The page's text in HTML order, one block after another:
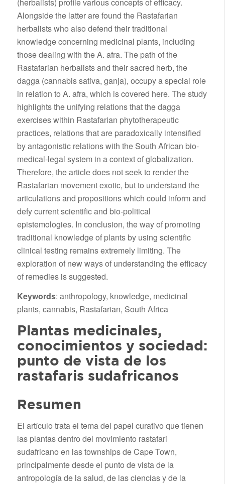
Alongside the latter are found the Rastafarian
herbalists who also defend their traditional
knowledge concerning medicinal plants, including
those dealing with the A. afra. The path of the
Rastafarian herbalists and their sacred herb, the
dagga (cannabis sativa, ganja), occupy a special role
in relation to A. afra, which is covered here. The study
highlights the unifying relations that the dagga
exercises within Rastafarian phytotherapeutic
practices, relations that are paradoxically intensified
by antagonistic relations with the South African bio-
medical-legal system in a context of globalization.
Therefore, the article does not seek to render the
Rastafarian movement exotic, but to understand the
articulations and propositions which could inform and
defy current scientific and bio-political
epistemologies. In conclusion, the way of promoting
traditional knowledge of plants by using scientific
clinical testing remains extremely limiting. The
exploration of new ways of understanding the efficacy
of remedies is suggested.
Keywords: anthropology, knowledge, medicinal
plants, cannabis, Rastafarian, South Africa
Plantas medicinales,
conocimientos y sociedad:
punto de vista de los
rastafaris sudafricanos
Resumen
El artículo trata el tema del papel curativo que tienen
las plantas dentro del movimiento rastafari
sudafricano en las townships de Cape Town,
principalmente desde el punto de vista de la
antropología de la salud, de las ciencias y de la